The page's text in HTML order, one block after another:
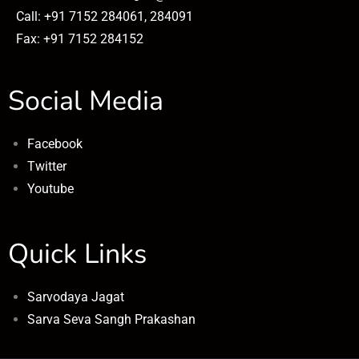
Call: +91 7152 284061, 284091
Fax: +91 7152 284152
Social Media
Facebook
Twitter
Youtube
Quick Links
Sarvodaya Jagat
Sarva Seva Sangh Prakashan